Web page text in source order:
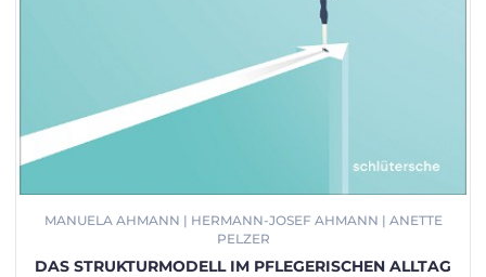
MANUELA AHMANN | HERMANN-JOSEF AHMANN | ANETTE
PELZER
DAS STRUKTURMODELL IM PFLEGERISCHEN ALLTAG